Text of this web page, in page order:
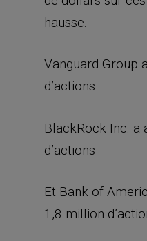
hausse.
Vanguard Group
d’actions.
BlackRock Inc. a
d’actions
Et Bank of
1,8 million